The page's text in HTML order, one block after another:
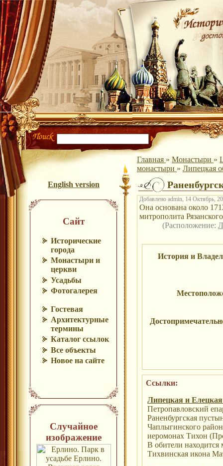
English version
Сайт
Исторические
города
Монастыри и
церкви
Усадьбы
Фотогалерея
Гостевая
Архитектурные
термины
Каталог ссылок
Все объекты
Новое на сайте
Случайное
изображение
Главная » Монастыри »
монастыри » Липецкая
Добавлено admin, 14 Октябрь,
Она основана около
митрополита
(Расположение:
История и
Ссылки:
Липецкая и
Петропавловский
Раненбургская
Чаплыгинского
иеромонах Тихон
В обители находится
Тихвинская икона